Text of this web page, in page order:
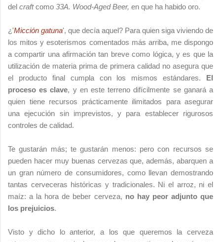
del craftcomo 33A. Wood-Aged Beer, en que ha habido oro.
¿'Micción gatuna', que decía aquel? Para quien siga viviendo de
los mitos y esoterismos comentados más arriba, me dispongo
a compartir una afirmación tan breve como lógica, y es que la
utilización de materia prima de primera calidad no asegura que
el producto final cumpla con los mismos estándares. El
proceso es clave, y en este terreno difícilmente se ganará a
quien tiene recursos prácticamente ilimitados para asegurar
una ejecución sin imprevistos, y para establecer rigurosos
controles de calidad.
Te gustarán más; te gustarán menos: pero con recursos se
pueden hacer muy buenas cervezas que, además, abarquen a
un gran número de consumidores, como llevan demostrando
tantas cerveceras históricas y tradicionales. Ni el arroz, ni el
maíz: a la hora de beber cerveza, no hay peor adjunto que
los prejuicios.
Visto y dicho lo anterior, a los que queremos la cerveza